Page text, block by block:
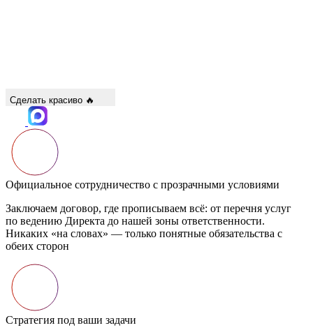
Сделать красиво 🔥
Официальное сотрудничество с прозрачными условиями
Заключаем договор, где прописываем всё: от перечня услуг
по ведению Директа до нашей зоны ответственности.
Никаких «на словах» — только понятные обязательства с
обеих сторон
Стратегия под ваши задачи